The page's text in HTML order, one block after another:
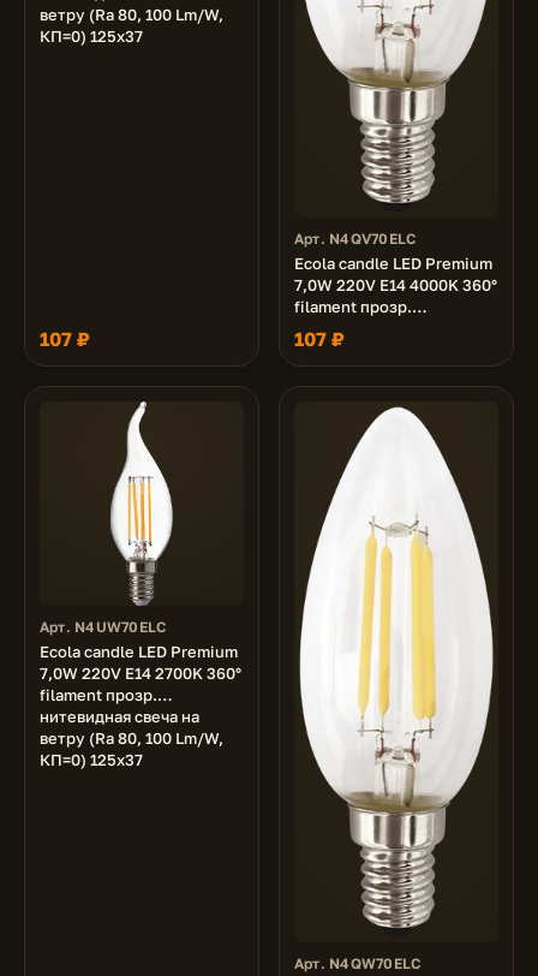
ветру (Ra 80, 100 Lm/W,
КП=0) 125х37
107 ₽
Арт. N4QV70ELC
Ecola candle LED Premium
7,0W 220V E14 4000K 360°
filament прозр.
нитевидная свеча (Ra 80,
100 Lm/W, КП=0) 96х37
107 ₽
Арт. N4UW70ELC
Ecola candle LED Premium
7,0W 220V E14 2700K 360°
filament прозр.
нитевидная свеча на
ветру (Ra 80, 100 Lm/W,
КП=0) 125х37
Арт. N4QW70ELC